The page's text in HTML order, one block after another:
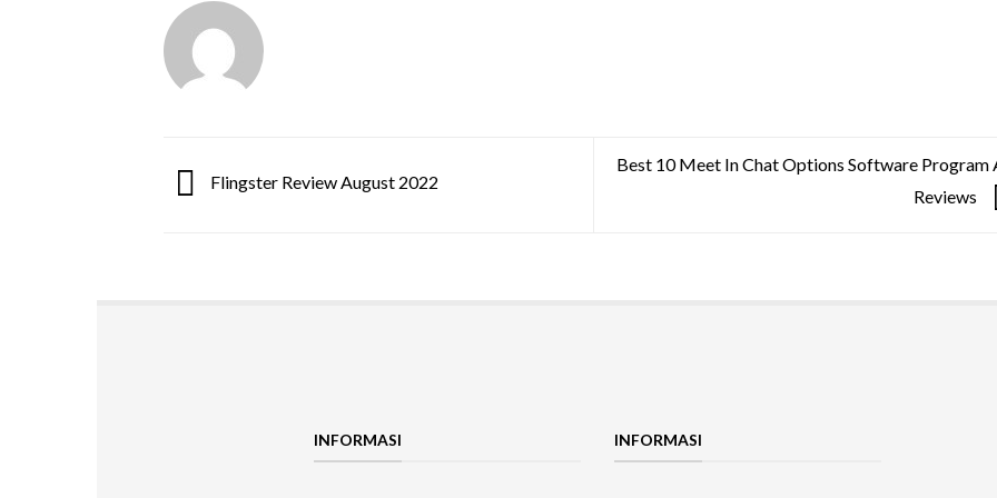
Flingster Review August 2022
Best 10 Meet In Chat Options Software Program
Reviews
INFORMASI INFORMASI